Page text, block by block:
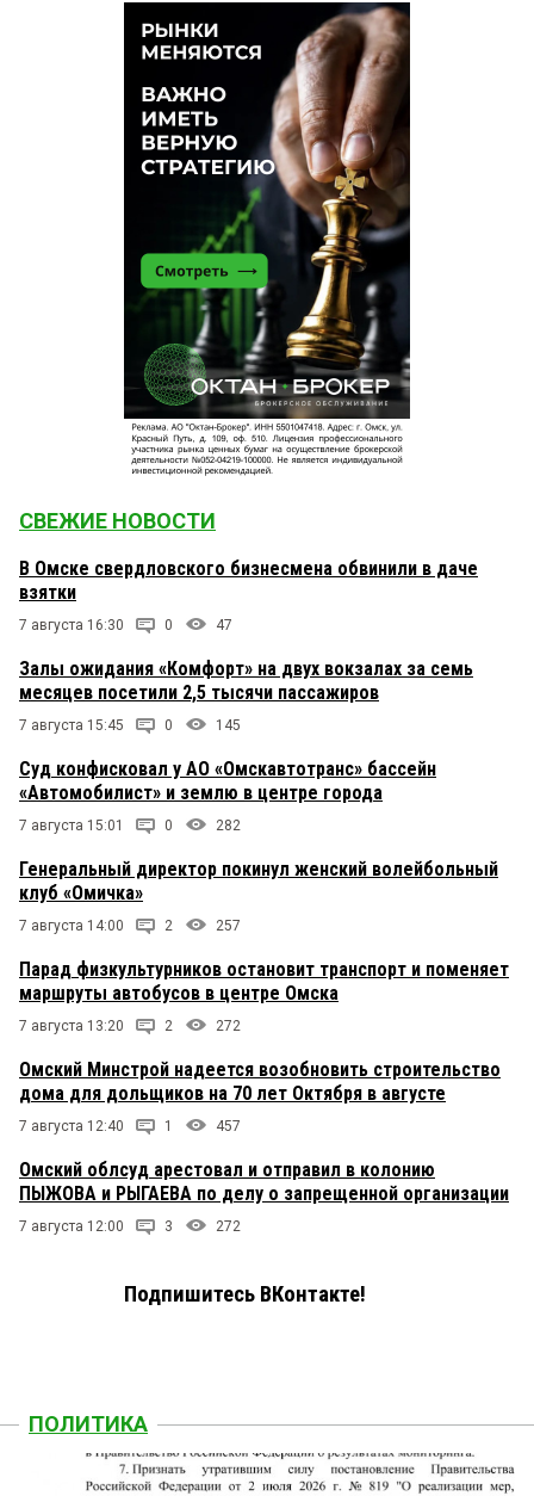
СВЕЖИЕ НОВОСТИ
В Омске свердловского бизнесмена обвинили в даче
взятки
7 августа 16:30 0 47
Залы ожидания «Комфорт» на двух вокзалах за семь
месяцев посетили 2,5 тысячи пассажиров
7 августа 15:45 0 145
Суд конфисковал у АО «Омскавтотранс» бассейн
«Автомобилист» и землю в центре города
7 августа 15:01 0 282
Генеральный директор покинул женский волейбольный
клуб «Омичка»
7 августа 14:00 2 257
Парад физкультурников остановит транспорт и поменяет
маршруты автобусов в центре Омска
7 августа 13:20 2 272
Омский Минстрой надеется возобновить строительство
дома для дольщиков на 70 лет Октября в августе
7 августа 12:40 1 457
Омский облсуд арестовал и отправил в колонию
ПЫЖОВА и РЫГАЕВА по делу о запрещенной организации
7 августа 12:00 3 272
Подпишитесь ВКонтакте!
ПОЛИТИКА